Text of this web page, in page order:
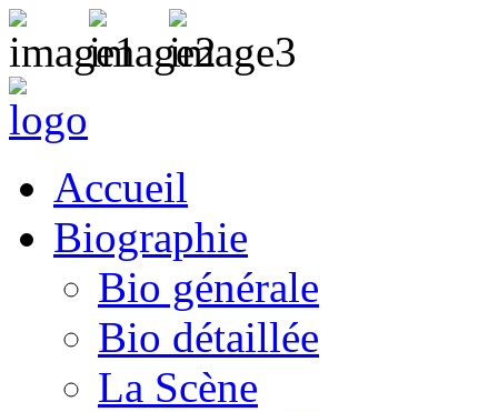
Accueil
Biographie
Bio générale
Bio détaillée
La Scène